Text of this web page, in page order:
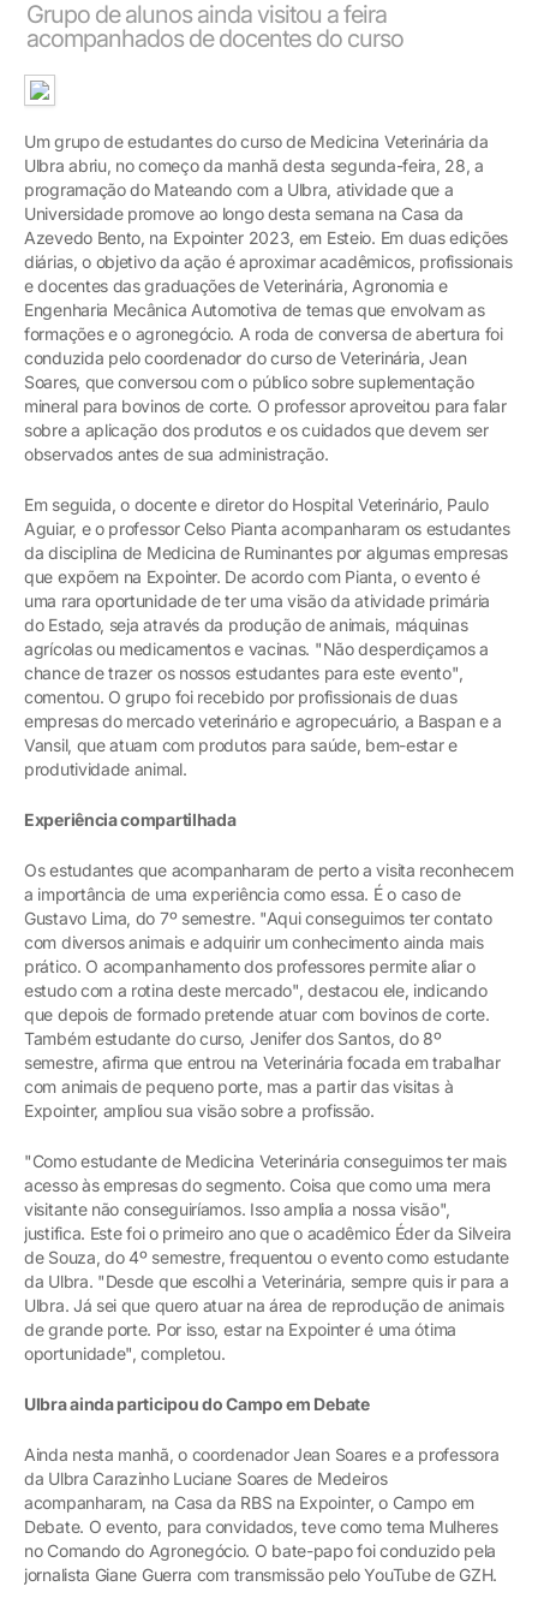
Grupo de alunos ainda visitou a feira
acompanhados de docentes do curso
Um grupo de estudantes do curso de Medicina Veterinária da
Ulbra abriu, no começo da manhã desta segunda-feira, 28, a
programação do Mateando com a Ulbra, atividade que a
Universidade promove ao longo desta semana na Casa da
Azevedo Bento, na Expointer 2023, em Esteio. Em duas edições
diárias, o objetivo da ação é aproximar acadêmicos, profissionais
e docentes das graduações de Veterinária, Agronomia e
Engenharia Mecânica Automotiva de temas que envolvam as
formações e o agronegócio. A roda de conversa de abertura foi
conduzida pelo coordenador do curso de Veterinária, Jean
Soares, que conversou com o público sobre suplementação
mineral para bovinos de corte. O professor aproveitou para falar
sobre a aplicação dos produtos e os cuidados que devem ser
observados antes de sua administração.
Em seguida, o docente e diretor do Hospital Veterinário, Paulo
Aguiar, e o professor Celso Pianta acompanharam os estudantes
da disciplina de Medicina de Ruminantes por algumas empresas
que expõem na Expointer. De acordo com Pianta, o evento é
uma rara oportunidade de ter uma visão da atividade primária
do Estado, seja através da produção de animais, máquinas
agrícolas ou medicamentos e vacinas. "Não desperdiçamos a
chance de trazer os nossos estudantes para este evento",
comentou. O grupo foi recebido por profissionais de duas
empresas do mercado veterinário e agropecuário, a Baspan e a
Vansil, que atuam com produtos para saúde, bem-estar e
produtividade animal.
Experiência compartilhada
Os estudantes que acompanharam de perto a visita reconhecem
a importância de uma experiência como essa. É o caso de
Gustavo Lima, do 7º semestre. "Aqui conseguimos ter contato
com diversos animais e adquirir um conhecimento ainda mais
prático. O acompanhamento dos professores permite aliar o
estudo com a rotina deste mercado", destacou ele, indicando
que depois de formado pretende atuar com bovinos de corte.
Também estudante do curso, Jenifer dos Santos, do 8º
semestre, afirma que entrou na Veterinária focada em trabalhar
com animais de pequeno porte, mas a partir das visitas à
Expointer, ampliou sua visão sobre a profissão.
"Como estudante de Medicina Veterinária conseguimos ter mais
acesso às empresas do segmento. Coisa que como uma mera
visitante não conseguiríamos. Isso amplia a nossa visão",
justifica. Este foi o primeiro ano que o acadêmico Éder da Silveira
de Souza, do 4º semestre, frequentou o evento como estudante
da Ulbra. "Desde que escolhi a Veterinária, sempre quis ir para a
Ulbra. Já sei que quero atuar na área de reprodução de animais
de grande porte. Por isso, estar na Expointer é uma ótima
oportunidade", completou.
Ulbra ainda participou do Campo em Debate
Ainda nesta manhã, o coordenador Jean Soares e a professora
da Ulbra Carazinho Luciane Soares de Medeiros
acompanharam, na Casa da RBS na Expointer, o Campo em
Debate. O evento, para convidados, teve como tema Mulheres
no Comando do Agronegócio. O bate-papo foi conduzido pela
jornalista Giane Guerra com transmissão pelo YouTube de GZH.